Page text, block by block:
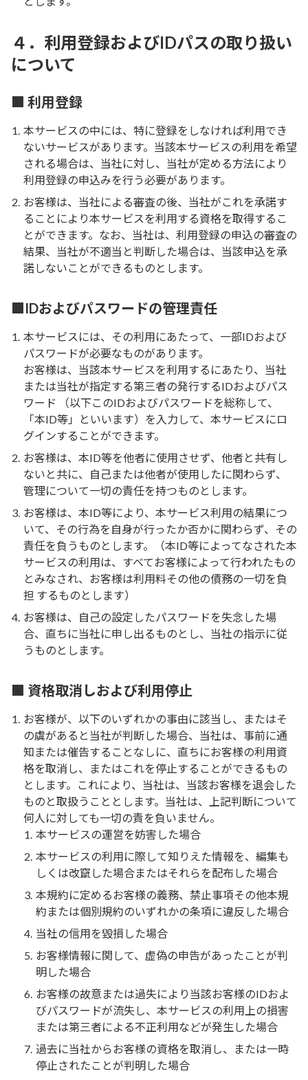
４．利用登録およびIDパスの取り扱い
について
■ 利用登録
本サービスの中には、特に登録をしなければ利用でき
ないサービスがあります。当該本サービスの利用を希望
される場合は、当社に対し、当社が定める方法により
利用登録の申込みを行う必要があります。
お客様は、当社による審査の後、当社がこれを承諾す
ることにより本サービスを利用する資格を取得するこ
とができます。なお、当社は、利用登録の申込の審査の
結果、当社が不適当と判断した場合は、当該申込を承
諾しないことができるものとします。
■IDおよびパスワードの管理責任
本サービスには、その利用にあたって、一部IDおよび
パスワードが必要なものがあります。
お客様は、当該本サービスを利用するにあたり、当社
または当社が指定する第三者の発行するIDおよびパス
ワード （以下このIDおよびパスワードを総称して、
「本ID等」といいます）を入力して、本サービスにロ
グインすることができます。
お客様は、本ID等を他者に使用させず、他者と共有し
ないと共に、自己または他者が使用したに関わらず、
管理について一切の責任を持つものとします。
お客様は、本ID等により、本サービス利用の結果につ
いて、その行為を自身が行ったか否かに関わらず、その
責任を負うものとします。（本ID等によってなされた本
サービスの利用は、すべてお客様によって行われたもの
とみなされ、お客様は利用料その他の債務の一切を負
担 するものとします）
お客様は、自己の設定したパスワードを失念した場
合、直ちに当社に申し出るものとし、当社の指示に従
うものとします。
■ 資格取消しおよび利用停止
お客様が、以下のいずれかの事由に該当し、またはそ
の虞があると当社が判断した場合、当社は、事前に通
知または催告することなしに、直ちにお客様の利用資
格を取消し、またはこれを停止することができるもの
とします。これにより、当社は、当該お客様を退会した
ものと取扱うこととします。当社は、上記判断について
何人に対しても一切の責を負いません。
本サービスの運営を妨害した場合
本サービスの利用に際して知りえた情報を、編集も
しくは改竄した場合またはそれらを配布した場合
本規約に定めるお客様の義務、禁止事項その他本規
約または個別規約のいずれかの条項に違反した場合
当社の信用を毀損した場合
お客様情報に関して、虚偽の申告があったことが判
明した場合
お客様の故意または過失により当該お客様のIDおよ
びパスワードが流失し、本サービスの利用上の損害
または第三者による不正利用などが発生した場合
過去に当社からお客様の資格を取消し、または一時
停止されたことが判明した場合